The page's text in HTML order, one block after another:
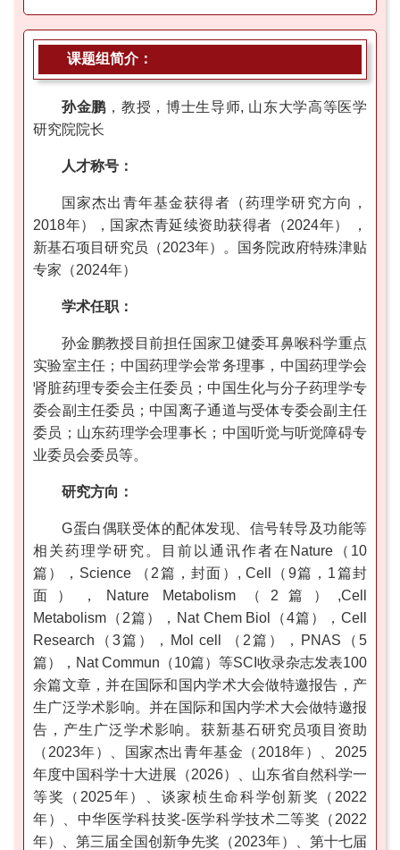
课题组简介：
孙金鹏 ，教授，博士生导师, 山东大学高等医学
研究院院长
人才称号：
国家杰出青年基金获得者（药理学研究方向，
2018年），国家杰青延续资助获得者（2024年） ，
新基石项目研究员（2023年）。国务院政府特殊津贴
专家（2024年）
学术任职：
孙金鹏教授目前担任国家卫健委耳鼻喉科学重点
实验室主任；中国药理学会常务理事，中国药理学会
肾脏药理专委会主任委员；中国生化与分子药理学专
委会副主任委员；中国离子通道与受体专委会副主任
委员；山东药理学会理事长；中国听觉与听觉障碍专
业委员会委员等。
研究方向：
G蛋白偶联受体的配体发现、信号转导及功能等
相关药理学研究。目前以通讯作者在Nature（10
篇），Science （2篇，封面）, Cell（9篇，1篇封
面），Nature Metabolism（2篇）,Cell
Metabolism（2篇），Nat Chem Biol（4篇），Cell
Research（3篇），Mol cell （2篇），PNAS（5
篇），Nat Commun（10篇）等SCI收录杂志发表100
余篇文章，并在国际和国内学术大会做特邀报告，产
生广泛学术影响。并在国际和国内学术大会做特邀报
告，产生广泛学术影响。获新基石研究员项目资助
（2023年）、国家杰出青年基金（2018年）、2025
年度中国科学十大进展（2026）、山东省自然科学一
等奖（2025年）、谈家桢生命科学创新奖（2022
年）、中华医学科技奖-医学科学技术二等奖（2022
年）、第三届全国创新争先奖（2023年）、第十七届